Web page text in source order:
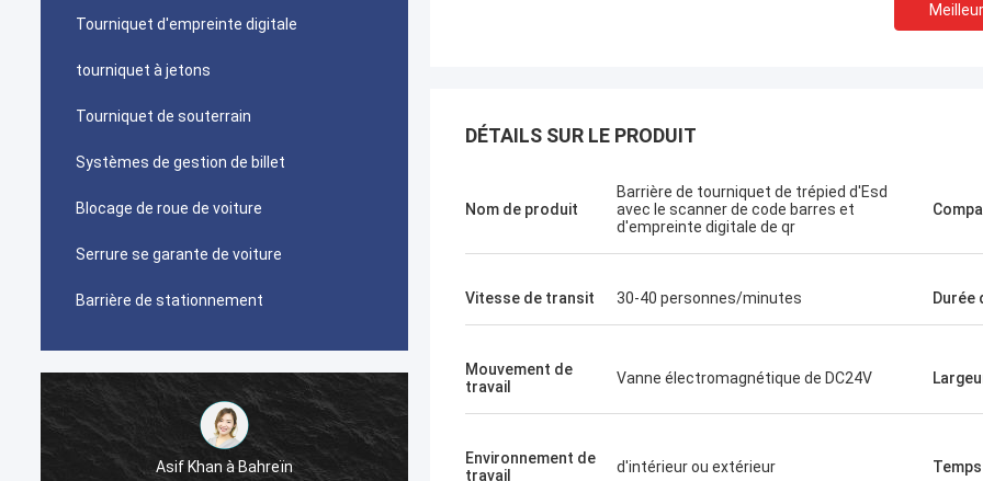
Tourniquet d'empreinte digitale
tourniquet à jetons
Tourniquet de souterrain
Systèmes de gestion de billet
Blocage de roue de voiture
Serrure se garante de voiture
Barrière de stationnement
Asif Khan à Bahreïn
Ahmed Al-Farsi aux Émirats arabes unis
Klara Müller
DÉTAILS SUR LE PRODUIT
Nom de produit
Barrière de tourniquet de trépied d'Esd
avec le scanner de code barres et
d'empreinte digitale de qr
Vitesse de transit 30-40 personnes/minutes Durée
Mouvement de
travail
Vanne électromagnétique de DC24V
Environnement de
travail
d'intérieur ou extérieur